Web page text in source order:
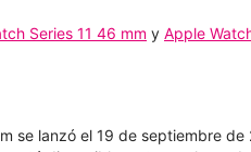
Series 11 46 mm y Apple
se lanzó el 19 de septiembre de